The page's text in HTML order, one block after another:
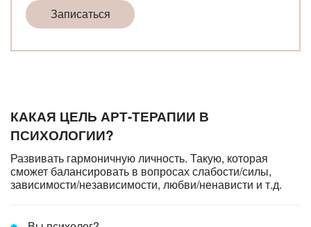
Записаться
КАКАЯ ЦЕЛЬ АРТ-ТЕРАПИИ В
ПСИХОЛОГИИ?
Развивать гармоничную личность. Такую, которая
сможет балансировать в вопросах слабости/силы,
зависимости/независимости, любви/ненависти и т.д.